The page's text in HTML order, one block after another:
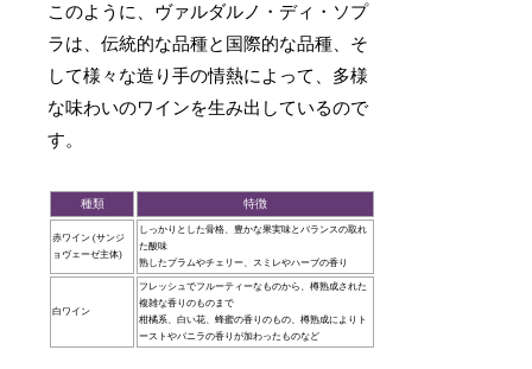
このように、ヴァルダルノ・ディ・ソプ
ラは、伝統的な品種と国際的な品種、そ
して様々な造り手の情熱によって、多様
な味わいのワインを生み出しているので
す。
種類 特徴
赤ワイン (サンジ
ョヴェーゼ主体)
しっかりとした骨格、豊かな果実味とバランスの取れ
た酸味
熟したプラムやチェリー、スミレやハーブの香り
白ワイン
フレッシュでフルーティーなものから、樽熟成された
複雑な香りのものまで
柑橘系、白い花、蜂蜜の香りのもの、樽熟成によりト
ーストやバニラの香りが加わったものなど